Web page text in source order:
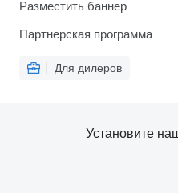
Разместить баннер
Партнерская программа
Для дилеров
Установите